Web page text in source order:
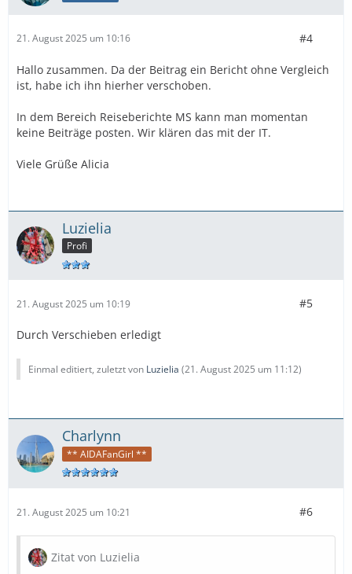
21. August 2025 um 10:16 #4
Hallo zusammen. Da der Beitrag ein Bericht ohne Vergleich
ist, habe ich ihn hierher verschoben.
In dem Bereich Reiseberichte MS kann man momentan
keine Beiträge posten. Wir klären das mit der IT.
Viele Grüße Alicia
Luzielia
Profi
21. August 2025 um 10:19 #5
Durch Verschieben erledigt
Einmal editiert, zuletzt von Luzielia (21. August 2025 um 11:12)
Charlynn
** AIDAFanGirl **
21. August 2025 um 10:21 #6
Zitat von Luzielia